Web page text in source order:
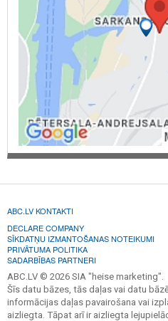
ABC.LV KONTAKTI
DECLARE COMPANY
SĪKDATŅU IZMANTOŠANAS NOTEIKUMI
PRIVĀTUMA POLITIKA
SADARBĪBAS PARTNERI
ABC.LV © 2026 SIA "heise marketing".
Šīs datu bāzes, tās daļas vai datu
informācijas daļas pavairošana vai
aizliegta. Tāpat arī ir aizliegta